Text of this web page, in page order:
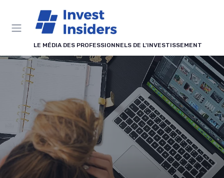
LE MÉDIA DES PROFESSIONNELS DE L'INVESTISSEMENT